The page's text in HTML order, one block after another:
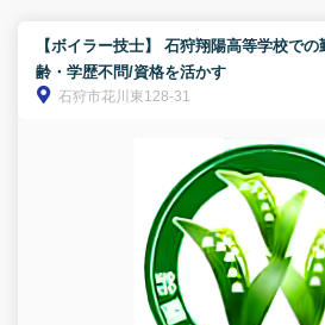
【ボイラー技士】 石狩翔陽高等学校で
齢・学歴不問/資格を活かす
石狩市花川東128-31